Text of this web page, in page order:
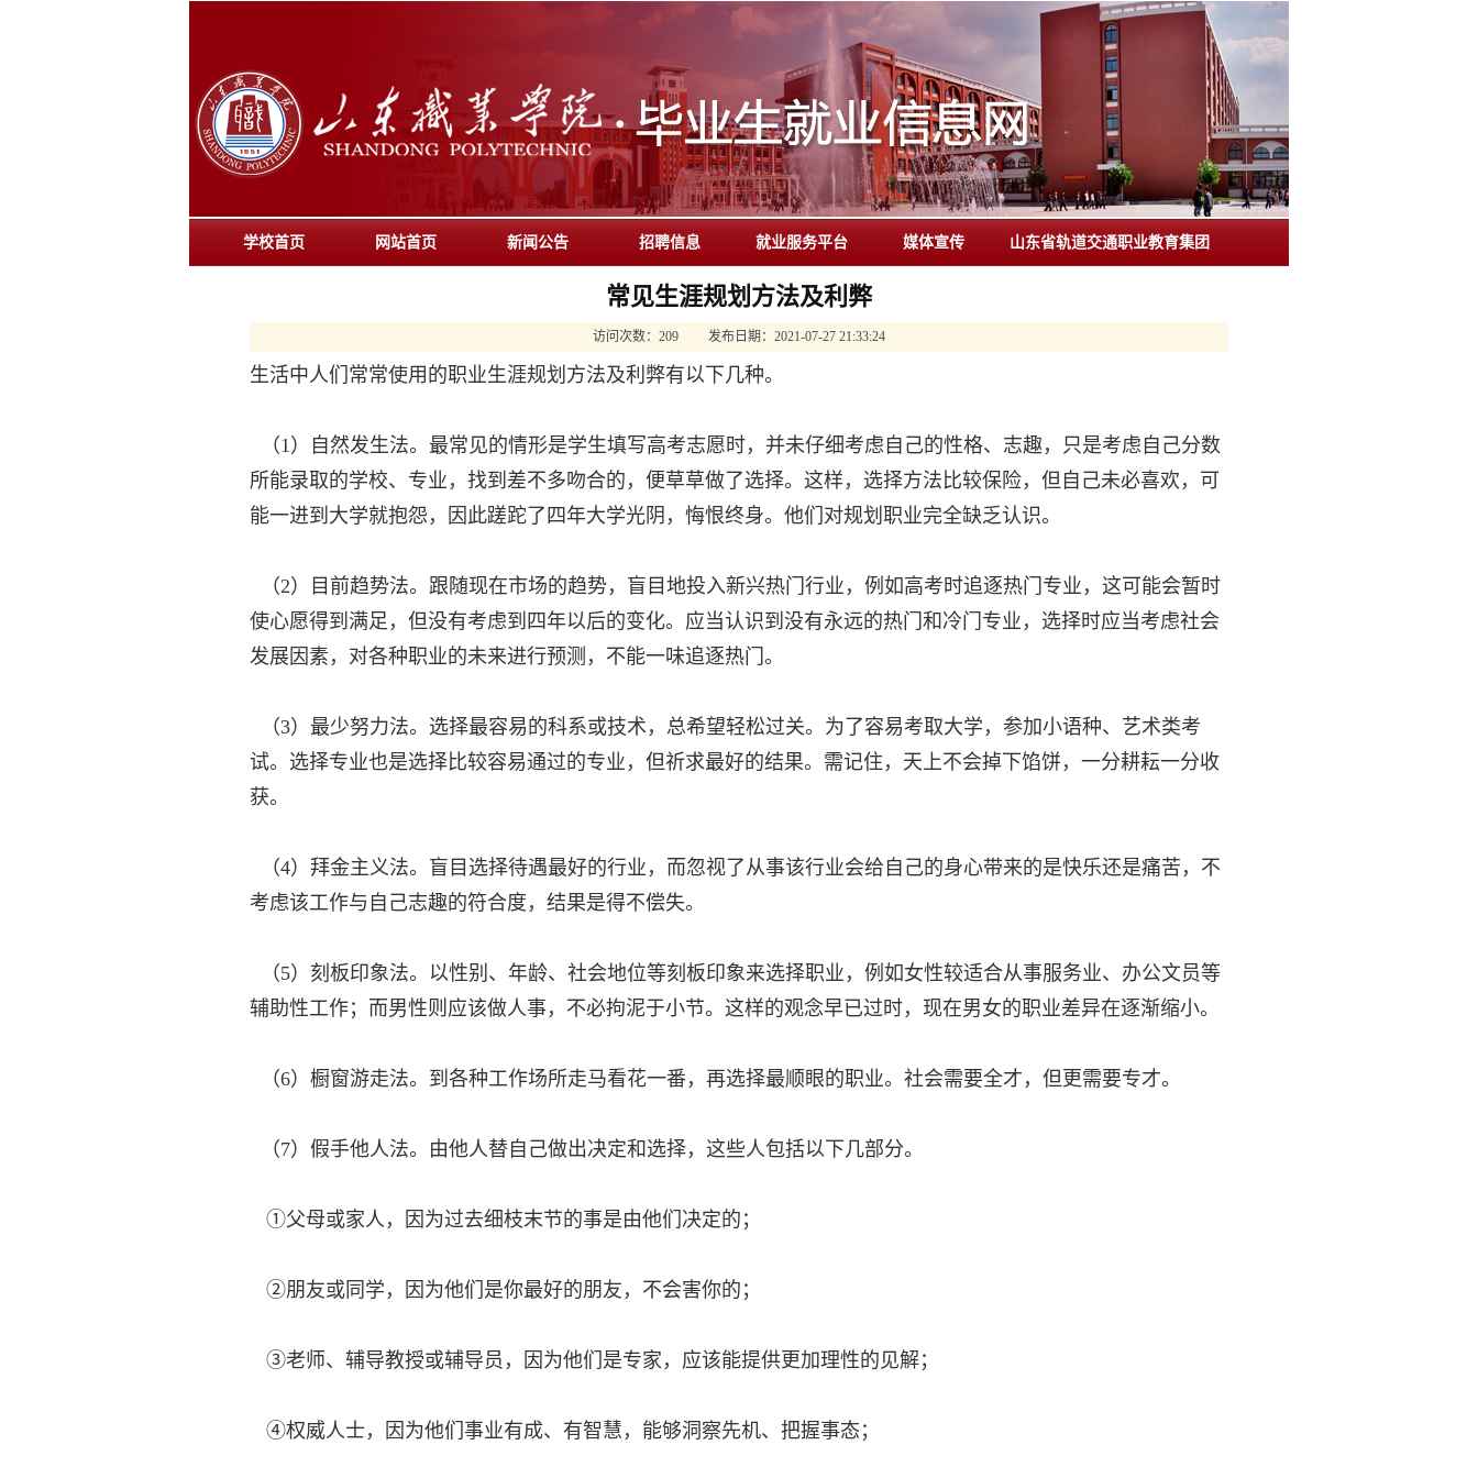
学校首页 网站首页 新闻公告 招聘信息 就业服务平台 媒体宣传 山东省轨道交通职业教育集团
常见生涯规划方法及利弊
访问次数： 209 发布日期： 2021-07-27 21:33:24
生活中人们常常使用的职业生涯规划方法及利弊有以下几种。
（1）自然发生法。最常见的情形是学生填写高考志愿时，并未仔细考虑自己的性格、志趣，只是考虑自己分数
所能录取的学校、专业，找到差不多吻合的，便草草做了选择。这样，选择方法比较保险，但自己未必喜欢，可
能一进到大学就抱怨，因此蹉跎了四年大学光阴，悔恨终身。他们对规划职业完全缺乏认识。
（2）目前趋势法。跟随现在市场的趋势，盲目地投入新兴热门行业，例如高考时追逐热门专业，这可能会暂时
使心愿得到满足，但没有考虑到四年以后的变化。应当认识到没有永远的热门和冷门专业，选择时应当考虑社会
发展因素，对各种职业的未来进行预测，不能一味追逐热门。
（3）最少努力法。选择最容易的科系或技术，总希望轻松过关。为了容易考取大学，参加小语种、艺术类考
试。选择专业也是选择比较容易通过的专业，但祈求最好的结果。需记住，天上不会掉下馅饼，一分耕耘一分收
获。
（4）拜金主义法。盲目选择待遇最好的行业，而忽视了从事该行业会给自己的身心带来的是快乐还是痛苦，不
考虑该工作与自己志趣的符合度，结果是得不偿失。
（5）刻板印象法。以性别、年龄、社会地位等刻板印象来选择职业，例如女性较适合从事服务业、办公文员等
辅助性工作；而男性则应该做人事，不必拘泥于小节。这样的观念早已过时，现在男女的职业差异在逐渐缩小。
（6）橱窗游走法。到各种工作场所走马看花一番，再选择最顺眼的职业。社会需要全才，但更需要专才。
（7）假手他人法。由他人替自己做出决定和选择，这些人包括以下几部分。
①父母或家人，因为过去细枝末节的事是由他们决定的；
②朋友或同学，因为他们是你最好的朋友，不会害你的；
③老师、辅导教授或辅导员，因为他们是专家，应该能提供更加理性的见解；
④权威人士，因为他们事业有成、有智慧，能够洞察先机、把握事态；